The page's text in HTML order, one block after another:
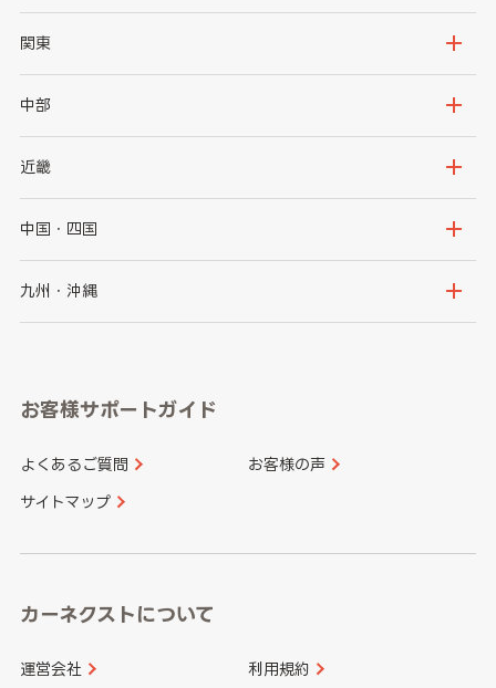
北海道
岩手県
秋田県
関東
茨城県
群馬県
千葉県
中部
新潟県
石川県
山梨県
愛知県
近畿
大阪府
京都府
和歌山県
中国・四国
鳥取県
山口県
香川県 愛媛県
九州・沖縄
長崎県
大分県 宮崎県
お客様サポートガイド
よくあるご質問 お客様の声
サイトマップ
カーネクストについて
運営会社 利用規約